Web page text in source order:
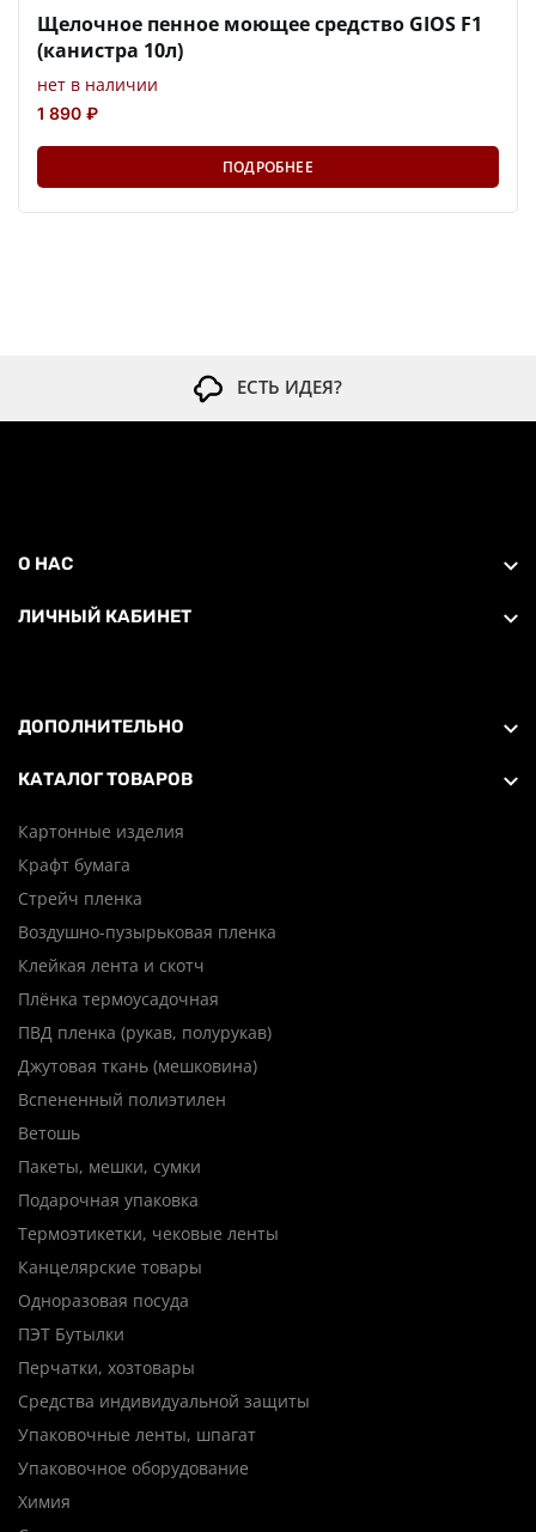
Щелочное пенное моющее средство GIOS F1
(канистра 10л)
нет в наличии
1 890 ₽
ПОДРОБНЕЕ
ЕСТЬ ИДЕЯ?
О НАС
ЛИЧНЫЙ КАБИНЕТ
ДОПОЛНИТЕЛЬНО
КАТАЛОГ ТОВАРОВ
Картонные изделия
Крафт бумага
Стрейч пленка
Воздушно-пузырьковая пленка
Клейкая лента и скотч
Плёнка термоусадочная
ПВД пленка (рукав, полурукав)
Джутовая ткань (мешковина)
Вспененный полиэтилен
Ветошь
Пакеты, мешки, сумки
Подарочная упаковка
Термоэтикетки, чековые ленты
Канцелярские товары
Одноразовая посуда
ПЭТ Бутылки
Перчатки, хозтовары
Средства индивидуальной защиты
Упаковочные ленты, шпагат
Упаковочное оборудование
Химия